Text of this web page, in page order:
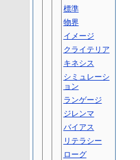
標準
物界
イメージ
クライテリア
キネシス
シミュレーシ
ョン
ランゲージ
ジレンマ
バイアス
リテラシー
ローグ